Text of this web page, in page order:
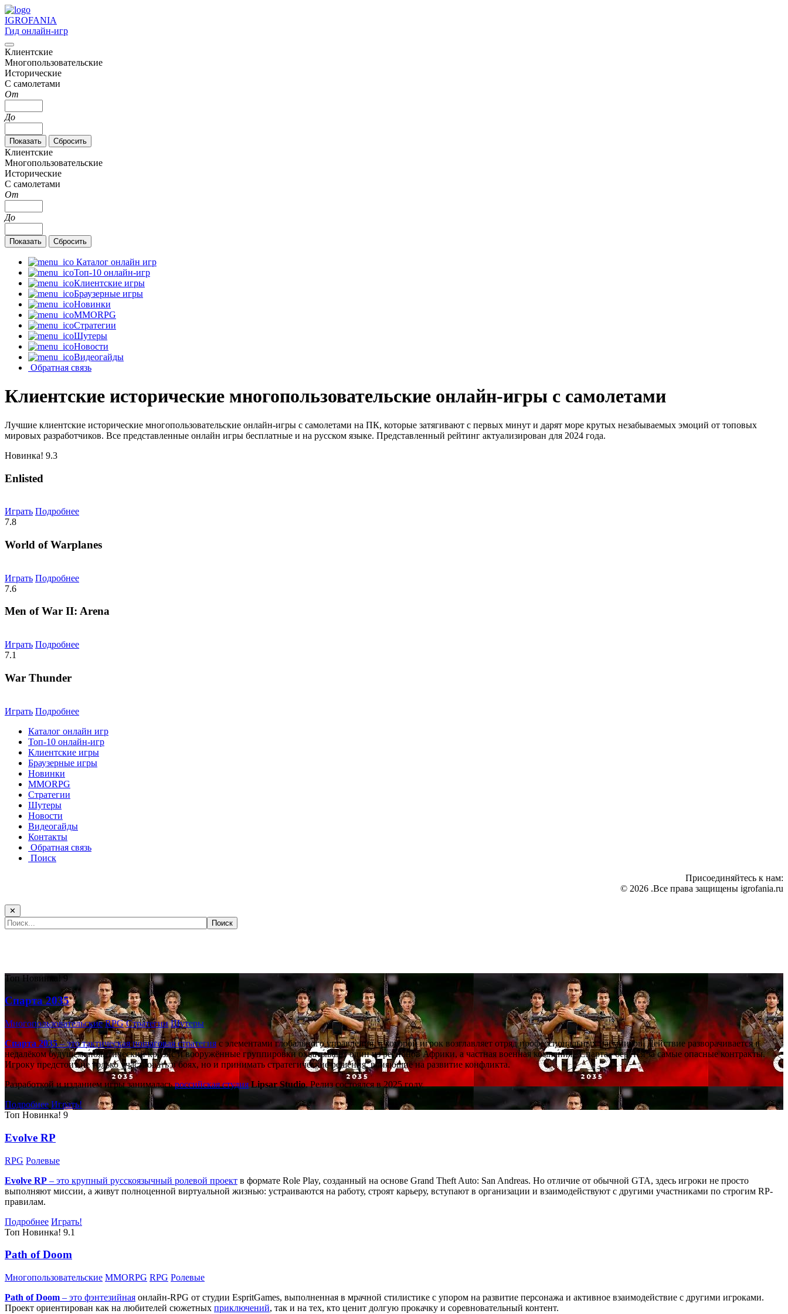
IGROFANIA
Гид онлайн-игр
Клиентские
Многопользовательские
Исторические
С самолетами
От
До
Клиентские
Многопользовательские
Исторические
С самолетами
От
До
Каталог онлайн игр
Топ-10 онлайн-игр
Клиентские игры
Браузерные игры
Новинки
MMORPG
Стратегии
Шутеры
Новости
Видеогайды
Обратная связь
Клиентские исторические многопользовательские онлайн-игры с самолетами
Лучшие клиентские исторические многопользовательские онлайн-игры с самолетами на ПК, которые затягивают с первых минут и дарят море крутых незабываемых эмоций от топовых
мировых разработчиков. Все представленные онлайн игры бесплатные и на русском языке. Представленный рейтинг актуализирован для 2024 года.
Новинка! 9.3
Enlisted
Играть Подробнее
7.8
World of Warplanes
Играть Подробнее
7.6
Men of War II: Arena
Играть Подробнее
7.1
War Thunder
Играть Подробнее
Каталог онлайн игр
Топ-10 онлайн-игр
Клиентские игры
Браузерные игры
Новинки
MMORPG
Стратегии
Шутеры
Новости
Видеогайды
Контакты
Обратная связь
Поиск
Присоединяйтесь к нам:
© 2026 .Все права защищены igrofania.ru
✕
Топ Новинка! 9
Спарта 2035
Многопользовательские RPG Стратегии Шутеры
Спарта 2035– это тактическаяпошаговая стратегияс элементами глобального управления, в которой игрок возглавляет отряд профессиональных наёмников. Действие разворачивается в
недалёком будущем: политический кризис и вооружённые группировки охватывают один из регионов Африки, а частная военная компания «Спарта» берётся за самые опасные контракты.
Игроку предстоит не только участвовать в боях, но и принимать стратегические решения, влияющие на развитие конфликта.
Разработкой и изданием игры занималасьроссийская студия Lipsar Studio. Релиз состоялся в 2025 году.
Подробнее Играть!
Топ Новинка! 9
Evolve RP
RPG Ролевые
Evolve RP – это крупный русскоязычный ролевой проект в формате Role Play, созданный на основе Grand Theft Auto: San Andreas. Но отличие от обычной GTA, здесь игроки не просто
выполняют миссии, а живут полноценной виртуальной жизнью: устраиваются на работу, строят карьеру, вступают в организации и взаимодействуют с другими участниками по строгим RP-
правилам.
Подробнее Играть!
Топ Новинка! 9.1
Path of Doom
Многопользовательские MMORPG RPG Ролевые
Path of Doom – это фэнтезийная онлайн-RPG от студии EspritGames, выполненная в мрачной стилистике с упором на развитие персонажа и активное взаимодействие с другими игроками.
Проект ориентирован как на любителей сюжетных приключений, так и на тех, кто ценит долгую прокачку и соревновательный контент.